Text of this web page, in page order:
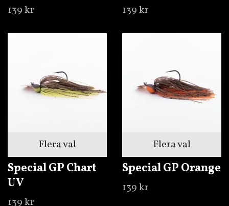
139 kr 139 kr
Flera val
Special GP Chart
UV
139 kr
Flera val
Special GP Orange
139 kr